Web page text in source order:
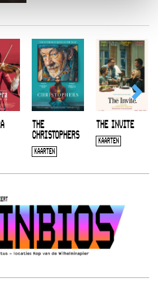
THE
CHRISTOPHERS
KAARTEN
THE INVITE
KAARTEN